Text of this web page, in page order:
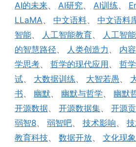
AI的未来、 AI研究、 AI训练、
LLaMA、 中文语料、 中文语料
智能、 人工智能教育、 人工智
的智慧路径、 人类创造力 、 内
学思考、 哲学的现代应用 、 哲
试、 大数据训练、 大智若愚、
书、 幽默、 幽默与哲学、 幽默
开源数据、 开源数据集、 开源
弱智8、 弱智吧、 技术影响、
教育科技、 数据开放、 文化现象